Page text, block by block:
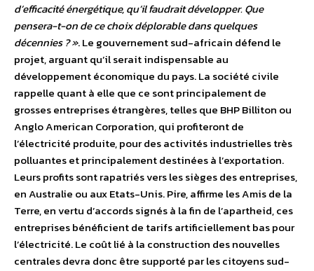
d’efficacité énergétique, qu’il faudrait développer. Que
pensera-t-on de ce choix déplorable dans quelques
décennies ? ». Le gouvernement sud-africain défend le
projet, arguant qu’il serait indispensable au
développement économique du pays. La société civile
rappelle quant à elle que ce sont principalement de
grosses entreprises étrangères, telles que BHP Billiton ou
Anglo American Corporation, qui profiteront de
l’électricité produite, pour des activités industrielles très
polluantes et principalement destinées à l’exportation.
Leurs profits sont rapatriés vers les sièges des entreprises,
en Australie ou aux Etats-Unis. Pire, affirme les Amis de la
Terre, en vertu d’accords signés à la fin de l’apartheid, ces
entreprises bénéficient de tarifs artificiellement bas pour
l’électricité. Le coût lié à la construction des nouvelles
centrales devra donc être supporté par les citoyens sud-